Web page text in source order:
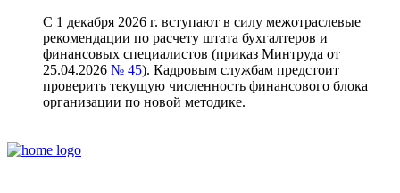
С 1 декабря 2026 г. вступают в силу межотраслевые
рекомендации по расчету штата бухгалтеров и
финансовых специалистов (приказ Минтруда от
25.04.2026 № 45). Кадровым службам предстоит
проверить текущую численность финансового блока
организации по новой методике.